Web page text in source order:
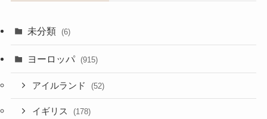
未分類 (6)
ヨーロッパ (915)
アイルランド (52)
イギリス (178)